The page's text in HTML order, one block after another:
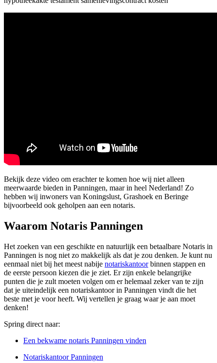
Bekijk deze video om erachter te komen hoe wij niet alleen
meerwaarde bieden in Panningen, maar in heel Nederland! Zo
hebben wij inwoners van Koningslust, Grashoek en Beringe
bijvoorbeeld ook geholpen aan een notaris.
Waarom Notaris Panningen
Het zoeken van een geschikte en natuurlijk een betaalbare Notaris in
Panningen is nog niet zo makkelijk als dat je zou denken. Je kunt nu
eenmaal niet bij het meest nabije notariskantoorbinnen stappen en
de eerste persoon kiezen die je ziet. Er zijn enkele belangrijke
punten die je zult moeten volgen om er helemaal zeker van te zijn
dat je uiteindelijk een notariskantoor in Panningen vindt die het
beste met je voor heeft. Wij vertellen je graag waar je aan moet
denken!
Spring direct naar:
Een bekwame notaris Panningen vinden
Notariskantoor Panningen